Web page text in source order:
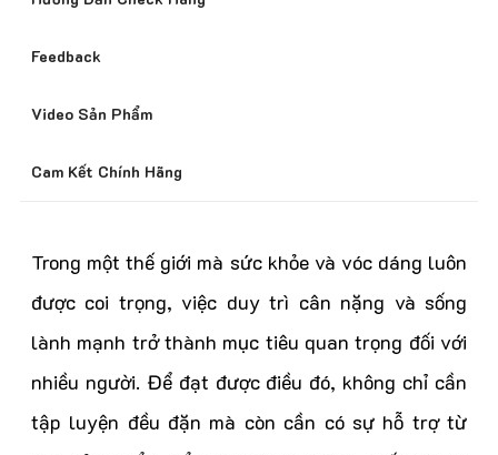
Bảo Mật Thông Tin Khách Hàng
Nhiều Chương Trình Ưu Đãi
Phát Hiện Hàng Giả Đền 300%
Feedback
Video Sản Phẩm
Cam Kết Chính Hãng
Trong một thế giới mà sức khỏe và vóc dáng luôn
được coi trọng, việc duy trì cân nặng và sống
lành mạnh trở thành mục tiêu quan trọng đối với
nhiều người. Để đạt được điều đó, không chỉ cần
tập luyện đều đặn mà còn cần có sự hỗ trợ từ